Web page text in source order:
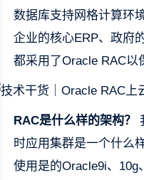
数据库支持网格计算环
企业的核心ERP、政府
都采用了Oracle RAC以
RAC是什么样的架构？
时应用集群是一个什么
使用是的Oracle9i、10g